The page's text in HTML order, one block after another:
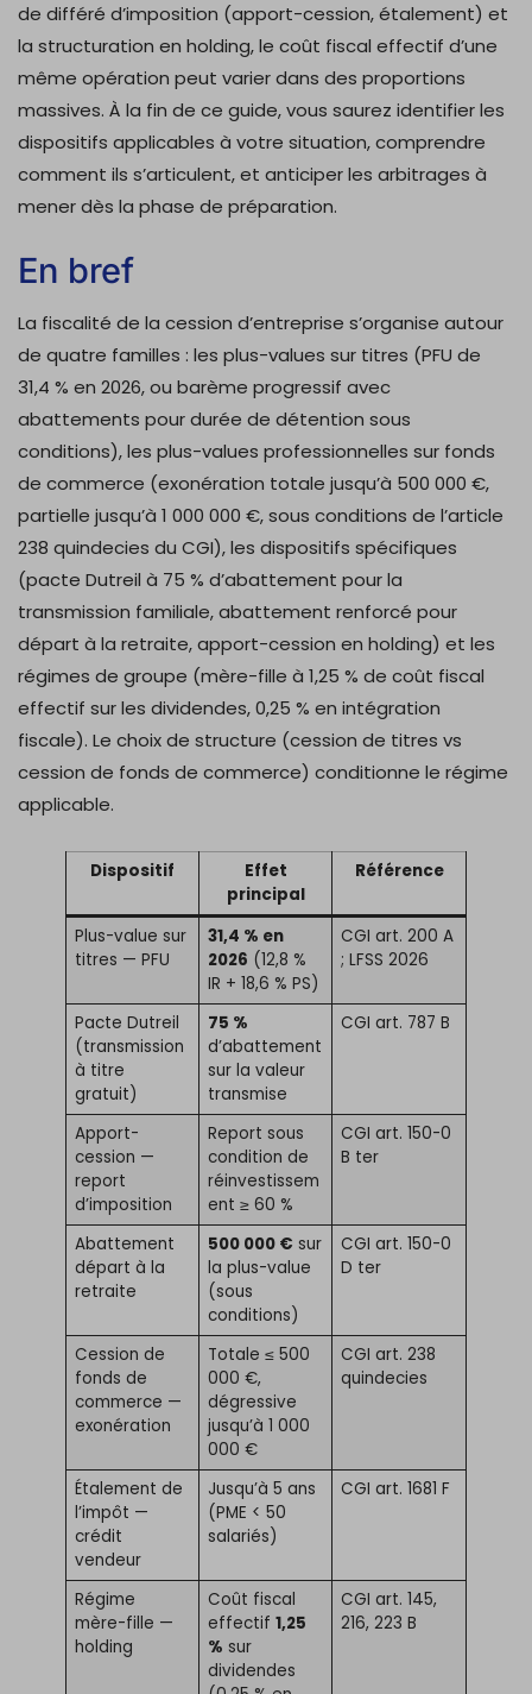
de différé d’imposition (apport-cession, étalement) et
la structuration en holding, le coût fiscal effectif d’une
même opération peut varier dans des proportions
massives. À la fin de ce guide, vous saurez identifier les
dispositifs applicables à votre situation, comprendre
comment ils s’articulent, et anticiper les arbitrages à
mener dès la phase de préparation.
En bref
La fiscalité de la cession d’entreprise s’organise autour
de quatre familles : les plus-values sur titres (PFU de
31,4 % en 2026, ou barème progressif avec
abattements pour durée de détention sous
conditions), les plus-values professionnelles sur fonds
de commerce (exonération totale jusqu’à 500 000 €,
partielle jusqu’à 1 000 000 €, sous conditions de l’article
238 quindecies du CGI), les dispositifs spécifiques
(pacte Dutreil à 75 % d’abattement pour la
transmission familiale, abattement renforcé pour
départ à la retraite, apport-cession en holding) et les
régimes de groupe (mère-fille à 1,25 % de coût fiscal
effectif sur les dividendes, 0,25 % en intégration
fiscale). Le choix de structure (cession de titres vs
cession de fonds de commerce) conditionne le régime
applicable.
Dispositif
Effet
principal
Référence
Plus-value sur
titres — PFU
31,4 % en
2026 (12,8 %
IR + 18,6 % PS)
CGI art. 200 A
; LFSS 2026
Pacte Dutreil
(transmission
à titre
gratuit)
75 %
d’abattement
sur la valeur
transmise
CGI art. 787 B
Apport-
cession —
report
d’imposition
Report sous
condition de
réinvestissem
ent ≥ 60 %
CGI art. 150-0
B ter
Abattement
départ à la
retraite
500 000 € sur
la plus-value
(sous
conditions)
CGI art. 150-0
D ter
Cession de
fonds de
commerce —
exonération
Totale ≤ 500
000 €,
dégressive
jusqu’à 1 000
000 €
CGI art. 238
quindecies
Étalement de
l’impôt —
crédit
vendeur
Jusqu’à 5 ans
(PME < 50
salariés)
CGI art. 1681 F
Régime
mère-fille —
holding
Coût fiscal
effectif 1,25
% sur
dividendes
CGI art. 145,
216, 223 B